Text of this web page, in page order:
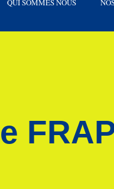
QUI SOMMES NOUS